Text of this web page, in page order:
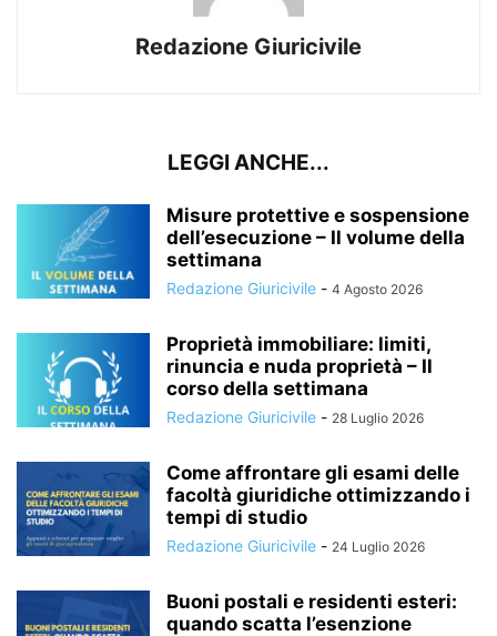
Redazione Giuricivile
LEGGI ANCHE...
Misure protettive e sospensione
dell’esecuzione – Il volume della
settimana
Redazione Giuricivile - 4 Agosto 2026
Proprietà immobiliare: limiti,
rinuncia e nuda proprietà – Il
corso della settimana
Redazione Giuricivile - 28 Luglio 2026
Come affrontare gli esami delle
facoltà giuridiche ottimizzando i
tempi di studio
Redazione Giuricivile - 24 Luglio 2026
Buoni postali e residenti esteri:
quando scatta l’esenzione